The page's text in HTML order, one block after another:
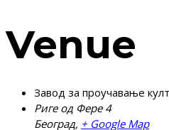
Venue
Завод за проучавање
Риге од Фере 4
Београд, + Google Map